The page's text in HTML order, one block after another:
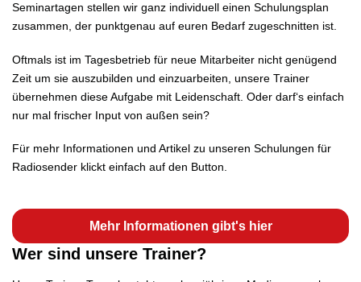
Seminartagen stellen wir ganz individuell einen Schulungsplan
zusammen, der punktgenau auf euren Bedarf zugeschnitten ist.
Oftmals ist im Tagesbetrieb für neue Mitarbeiter nicht genügend
Zeit um sie auszubilden und einzuarbeiten, unsere Trainer
übernehmen diese Aufgabe mit Leidenschaft. Oder darf‘s einfach
nur mal frischer Input von außen sein?
Für mehr Informationen und Artikel zu unseren Schulungen für
Radiosender klickt einfach auf den Button.
Mehr Informationen gibt's hier
Wer sind unsere Trainer?